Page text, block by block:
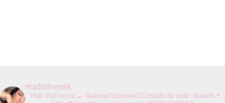
madridvenek
Holi! Piel mixta 🍳 Makeup/Skincare💆🏻‍♀️Hablo de todo✨Madrid📍